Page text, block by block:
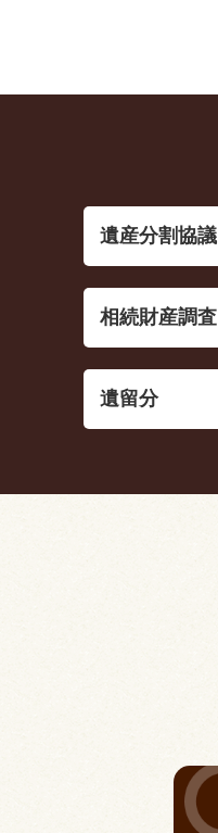
遺産分割協議
相続財産調査
遺留分